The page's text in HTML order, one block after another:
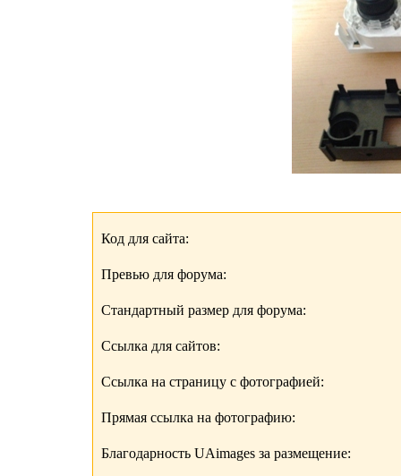
Код для сайта:
Превью для форума:
Стандартный размер для форума:
Ссылка для сайтов:
Ссылка на страницу с фотографией:
Прямая ссылка на фотографию:
Благодарность UAimages за размещение: